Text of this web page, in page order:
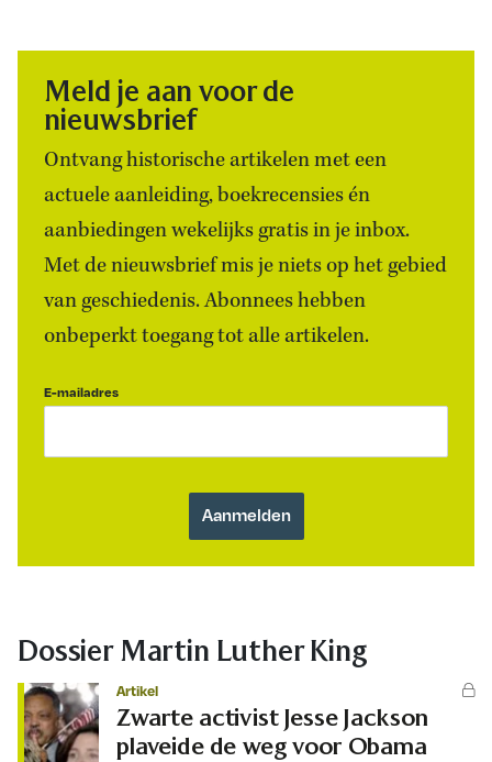
Meld je aan voor de
nieuwsbrief
Ontvang historische artikelen met een
actuele aanleiding, boekrecensies én
aanbiedingen wekelijks gratis in je inbox.
Met de nieuwsbrief mis je niets op het gebied
van geschiedenis. Abonnees hebben
onbeperkt toegang tot alle artikelen.
E-mailadres
Dossier Martin Luther King
Artikel
Zwarte activist Jesse Jackson
plaveide de weg voor Obama